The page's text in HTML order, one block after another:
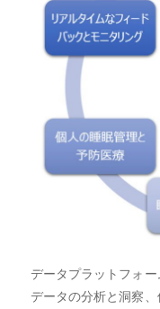
データプラットフォー
データの分析と洞察